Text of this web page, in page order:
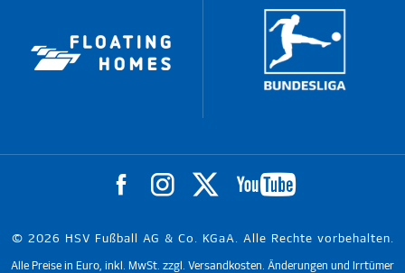
© 2026 HSV Fußball AG & Co. KGaA. Alle Rechte vorbehalten.
Alle Preise in Euro, inkl. MwSt. zzgl. Versandkosten. Änderungen und Irrtümer